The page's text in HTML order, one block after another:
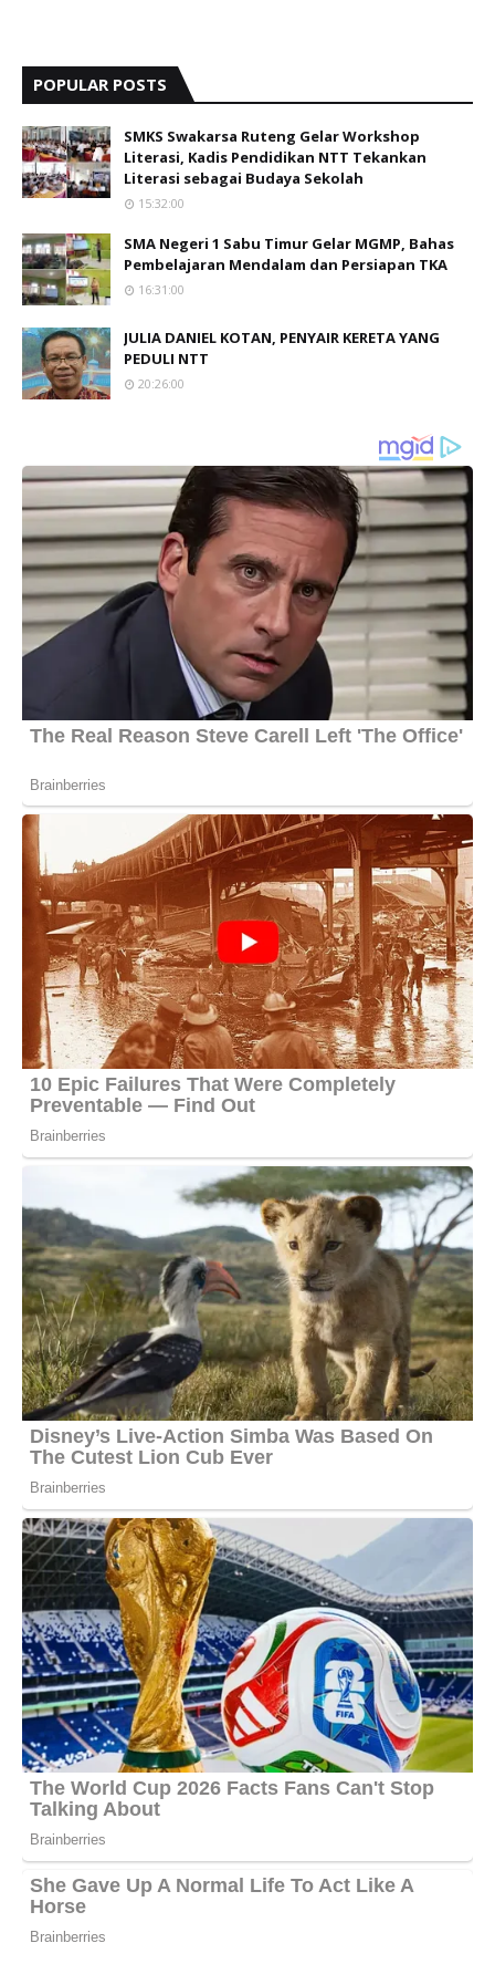
POPULAR POSTS
SMKS Swakarsa Ruteng Gelar Workshop
Literasi, Kadis Pendidikan NTT Tekankan
Literasi sebagai Budaya Sekolah
15:32:00
SMA Negeri 1 Sabu Timur Gelar MGMP, Bahas
Pembelajaran Mendalam dan Persiapan TKA
16:31:00
JULIA DANIEL KOTAN, PENYAIR KERETA YANG
PEDULI NTT
20:26:00